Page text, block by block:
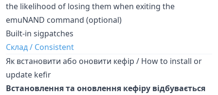
the likelihood of losing them when exiting the
emuNAND command (optional)
Built-in sigpatches
Склад / Consistent
Як встановити або оновити кефір / How to install or
update kefir
Встановлення та оновлення кефіру відбувається